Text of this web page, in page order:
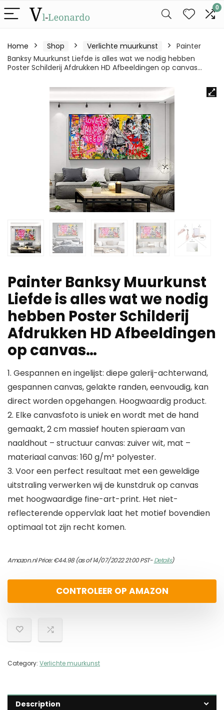
0
Home Shop Verlichte muurkunst
Painter
Banksy Muurkunst Liefde is alles wat we nodig hebben
Poster Schilderij Afdrukken HD Afbeeldingen op canvas…
Painter Banksy Muurkunst
Liefde is alles wat we nodig
hebben Poster Schilderij
Afdrukken HD Afbeeldingen
op canvas…
1. Gespannen en ingelijst: diepe galerij-achterwand,
gespannen canvas, gelakte randen, eenvoudig, kan
direct worden opgehangen. Hoogwaardig product.
2. Elke canvasfoto is uniek en wordt met de hand
gemaakt, 2 cm massief houten spieraam van
naaldhout – structuur canvas: zuiver wit, mat –
materiaal canvas: 160 g/m² polyester.
3. Voor een perfect resultaat met een geweldige
uitstraling verwerken wij de kunstdruk op canvas
met hoogwaardige fine-art-print. Het niet-
reflecterende oppervlak laat het motief bovendien
optimaal tot zijn recht komen.
Amazon.nl Price:€44.98(as of 14/07/2022 21:00 PST-Details)
CONTROLEER OP AMAZON
Category: Verlichte muurkunst
Description